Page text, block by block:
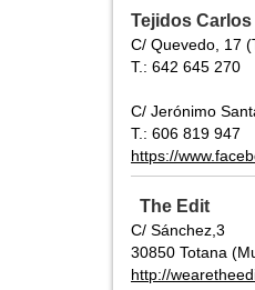
Tejidos Carlos
C/ Quevedo, 17
T.: 642 645 270
C/ Jerónimo
T.: 606 819 947
https://
The Edit
C/ Sánchez,3
30850 Totana
http://